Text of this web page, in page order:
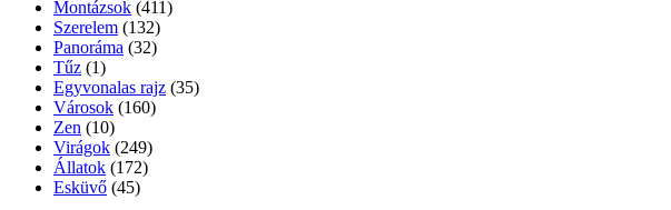
Montázsok (411)
Szerelem (132)
Panoráma (32)
Tűz (1)
Egyvonalas rajz (35)
Városok (160)
Zen (10)
Virágok (249)
Állatok (172)
Esküvő (45)